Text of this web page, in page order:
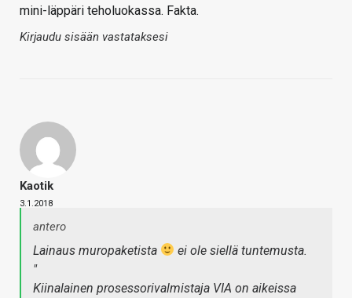
mini-läppäri teholuokassa. Fakta.
Kirjaudu sisään vastataksesi
Kaotik
3.1.2018
antero
Lainaus muropaketista
ei ole siellä tuntemusta.
"
Kiinalainen prosessorivalmistaja VIA on aikeissa